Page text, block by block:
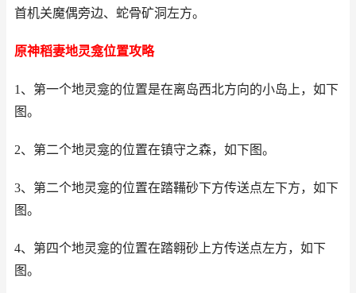
首机关魔偶旁边、蛇骨矿洞左方。
原神稻妻地灵龛位置攻略
1、第一个地灵龛的位置是在离岛西北方向的小岛上，如下
图。
2、第二个地灵龛的位置在镇守之森，如下图。
3、第二个地灵龛的位置在踏鞴砂下方传送点左下方，如下
图。
4、第四个地灵龛的位置在踏翱砂上方传送点左方，如下
图。